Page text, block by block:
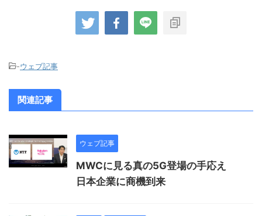
-ウェブ記事
関連記事
ウェブ記事
MWCに見る真の5G登場の手応え
日本企業に商機到来